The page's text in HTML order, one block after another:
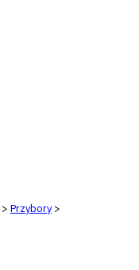
> Przybory >